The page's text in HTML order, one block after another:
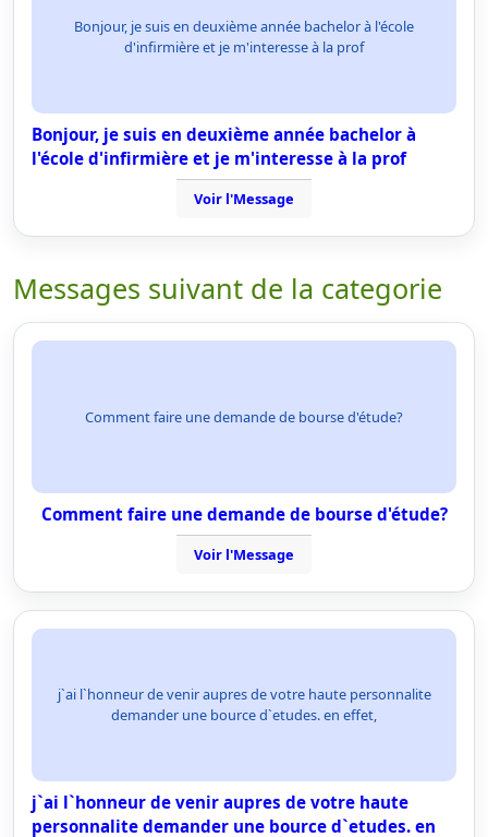
Bonjour, je suis en deuxième année bachelor à l'école
d'infirmière et je m'interesse à la prof
Bonjour, je suis en deuxième année bachelor à
l'école d'infirmière et je m'interesse à la prof
Voir l'Message
Messages suivant de la categorie
Comment faire une demande de bourse d'étude?
Comment faire une demande de bourse d'étude?
Voir l'Message
j`ai l`honneur de venir aupres de votre haute personnalite
demander une bource d`etudes. en effet,
j`ai l`honneur de venir aupres de votre haute
personnalite demander une bource d`etudes. en